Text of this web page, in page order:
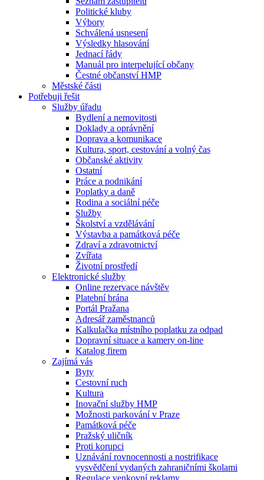
Politické kluby
Výbory
Schválená usnesení
Výsledky hlasování
Jednací řády
Manuál pro interpelující občany
Čestné občanství HMP
Městské části
Potřebuji řešit
Služby úřadu
Bydlení a nemovitosti
Doklady a oprávnění
Doprava a komunikace
Kultura, sport, cestování a volný čas
Občanské aktivity
Ostatní
Práce a podnikání
Poplatky a daně
Rodina a sociální péče
Služby
Školství a vzdělávání
Výstavba a památková péče
Zdraví a zdravotnictví
Zvířata
Životní prostředí
Elektronické služby
Online rezervace návštěv
Platební brána
Portál Pražana
Adresář zaměstnanců
Kalkulačka místního poplatku za odpad
Dopravní situace a kamery on-line
Katalog firem
Zajímá vás
Byty
Cestovní ruch
Kultura
Inovační služby HMP
Možnosti parkování v Praze
Památková péče
Pražský uličník
Proti korupci
Uznávání rovnocennosti a nostrifikace
vysvědčení vydaných zahraničními školami
Regulace venkovní reklamy